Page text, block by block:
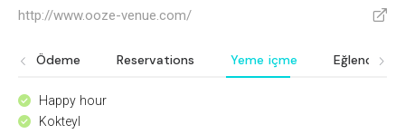
http://www.ooze-venue.com/ V
Ödeme Reservations Yeme içme Eğlence
^ Happy hour
^ Kokteyl